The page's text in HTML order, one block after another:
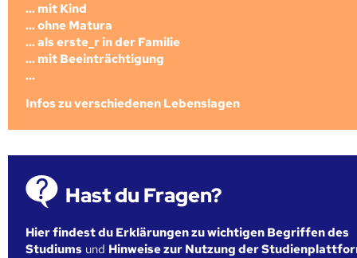
... mit Kind
... ohne Matura
... als erste_r in der Familie
... mit Beeinträchtigung
...
Infos zu verschiedenen Lebenslagen
Hast du Fragen?
Hier findest du Erklärungen zu wichtigen Begriffen des
Studiums und Hinweise zur Nutzung der